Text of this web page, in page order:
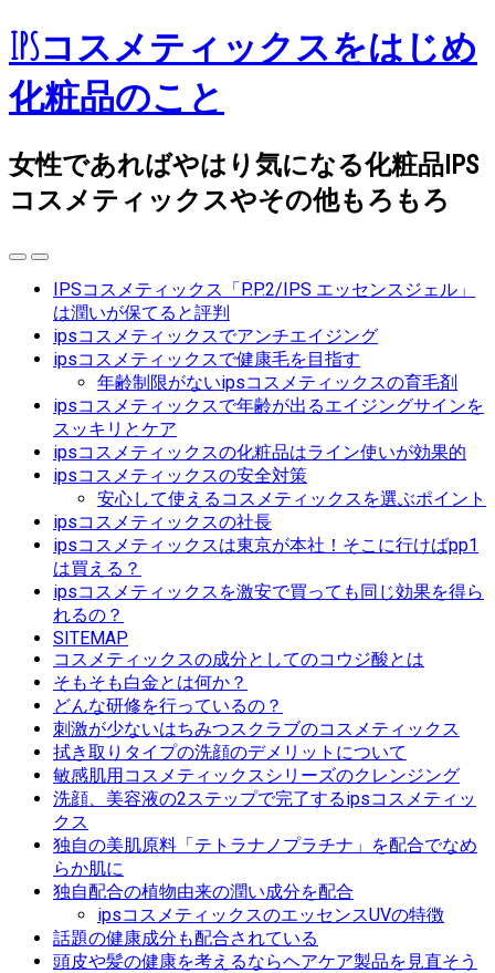
IPSコスメティックスをはじめ
化粧品のこと
女性であればやはり気になる化粧品IPS
コスメティックスやその他もろもろ
IPSコスメティックス「P.P.2/IPS エッセンスジェル」
は潤いが保てると評判
ipsコスメティックスでアンチエイジング
ipsコスメティックスで健康毛を目指す
年齢制限がないipsコスメティックスの育毛剤
ipsコスメティックスで年齢が出るエイジングサインを
スッキリとケア
ipsコスメティックスの化粧品はライン使いが効果的
ipsコスメティックスの安全対策
安心して使えるコスメティックスを選ぶポイント
ipsコスメティックスの社長
ipsコスメティックスは東京が本社！そこに行けばpp1
は買える？
ipsコスメティックスを激安で買っても同じ効果を得ら
れるの？
SITEMAP
コスメティックスの成分としてのコウジ酸とは
そもそも白金とは何か？
どんな研修を行っているの？
刺激が少ないはちみつスクラブのコスメティックス
拭き取りタイプの洗顔のデメリットについて
敏感肌用コスメティックスシリーズのクレンジング
洗顔、美容液の2ステップで完了するipsコスメティッ
クス
独自の美肌原料「テトラナノプラチナ」を配合でなめ
らか肌に
独自配合の植物由来の潤い成分を配合
ipsコスメティックスのエッセンスUVの特徴
話題の健康成分も配合されている
頭皮や髪の健康を考えるならヘアケア製品を見直そう